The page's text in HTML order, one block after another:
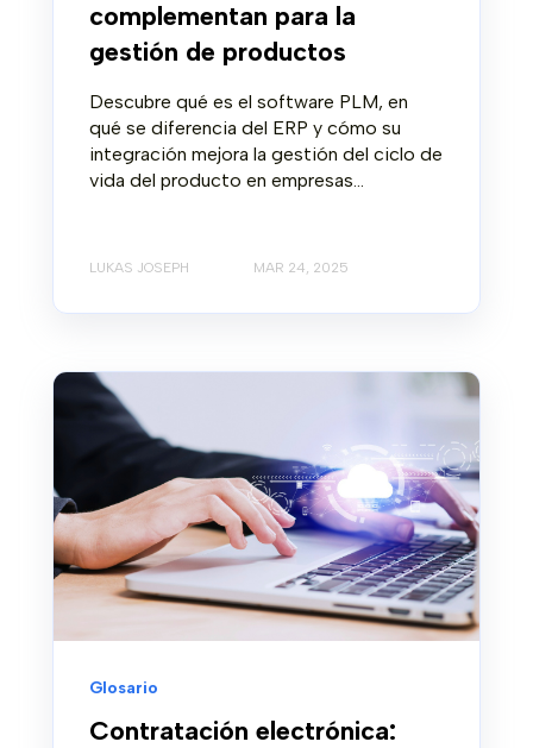
complementan para la
gestión de productos
Descubre qué es el software PLM, en
qué se diferencia del ERP y cómo su
integración mejora la gestión del ciclo de
vida del producto en empresas...
LUKAS JOSEPH MAR 24, 2025
Glosario
Contratación electrónica: